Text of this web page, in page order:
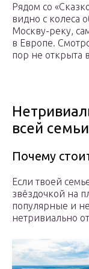
Рядом со
видно с колеса
Москву-реку,
в Европе.
пор не открыта
всей семьи
Почему
Если твоей
звёздочкой на
популярные и
нетривиально